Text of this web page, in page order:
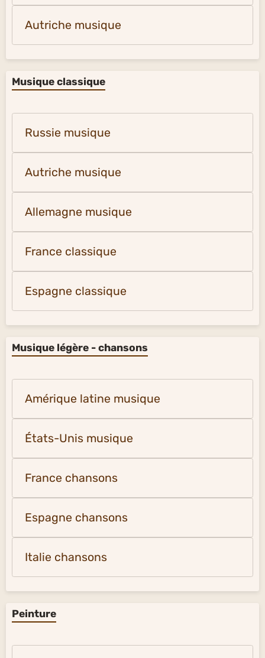
Autriche musique
Musique classique
Russie musique
Autriche musique
Allemagne musique
France classique
Espagne classique
Musique légère - chansons
Amérique latine musique
États-Unis musique
France chansons
Espagne chansons
Italie chansons
Peinture